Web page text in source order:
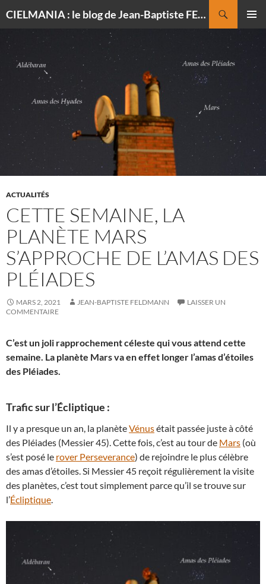
CIELMANIA : le blog de Jean-Baptiste FELDMANN, photographe du ciel
AU
CONTENU
ACTUALITÉS
CETTE SEMAINE, LA
PLANÈTE MARS
S’APPROCHE DE L’AMAS DES
PLÉIADES
MARS 2, 2021 JEAN-BAPTISTE FELDMANN
LAISSER UN
COMMENTAIRE
C’est un joli rapprochement céleste qui vous attend cette
semaine. La planète Mars va en effet longer l’amas d’étoiles
des Pléiades.
Trafic sur l’Écliptique :
Il y a presque un an, la planèteVénusétait passée juste à côté
des Pléiades (Messier 45). Cette fois, c’est au tour de Mars (où
s’est posé le rover Perseverance) de rejoindre le plus célèbre
des amas d’étoiles. Si Messier 45 reçoit régulièrement la visite
des planètes, c’est tout simplement parce qu’il se trouve sur
l’Écliptique.